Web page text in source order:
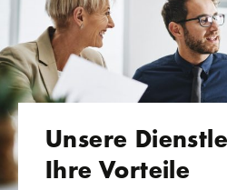
Unsere
Ihre Vorteile